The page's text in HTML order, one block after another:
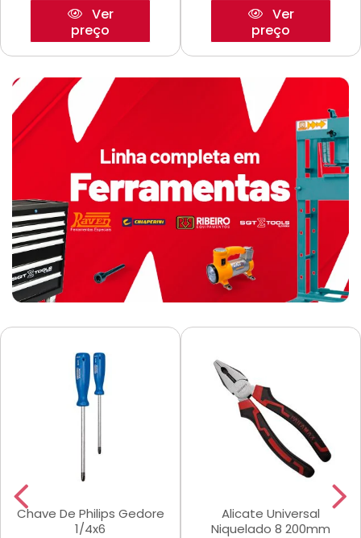
Ver
preço
Ver
preço
Chave De Philips Gedore
1/4x6
Alicate Universal
Niquelado 8 200mm